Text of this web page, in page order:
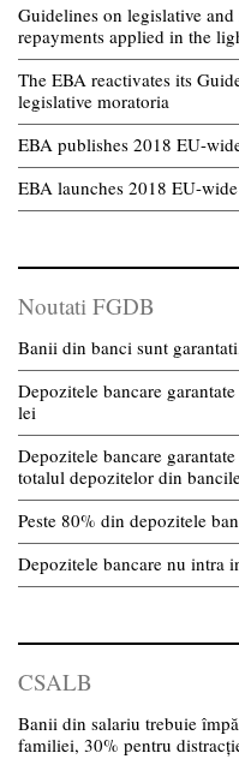
Guidelines on legislative
repayments applied in the
The EBA reactivates its
legislative moratoria
EBA publishes 2018 EU-
EBA launches 2018 EU-
Noutati FGDB
Banii din banci sunt
Depozitele bancare
lei
Depozitele bancare
totalul depozitelor din
Peste 80% din depozitele
Depozitele bancare nu intra
CSALB
Banii din salariu trebuie
familiei, 30% pentru